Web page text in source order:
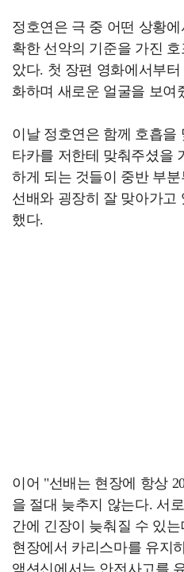
정호연은 극 중 어떤 상황
확한 선악의 기준을 가진
았다. 첫 장편 영화에서부
화하며 새로운 얼굴을 보여
이날 정호연은 함께 호흡을
타카를 저한테 맞춰주셨을
하게 되는 것들이 중반 부분
선배와 굉장히 잘 맞아가고
했다.
이어 "선배는 현장에 항상
을 절대 늦추지 않는다. 서
간에 긴장이 늦춰질 수 있
현장에서 카리스마를 유지